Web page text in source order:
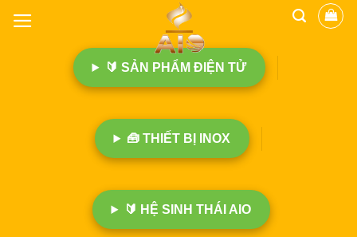
🔰 SẢN PHẨM ĐIỆN TỬ
🧰 THIẾT BỊ INOX
🔰 HỆ SINH THÁI AIO